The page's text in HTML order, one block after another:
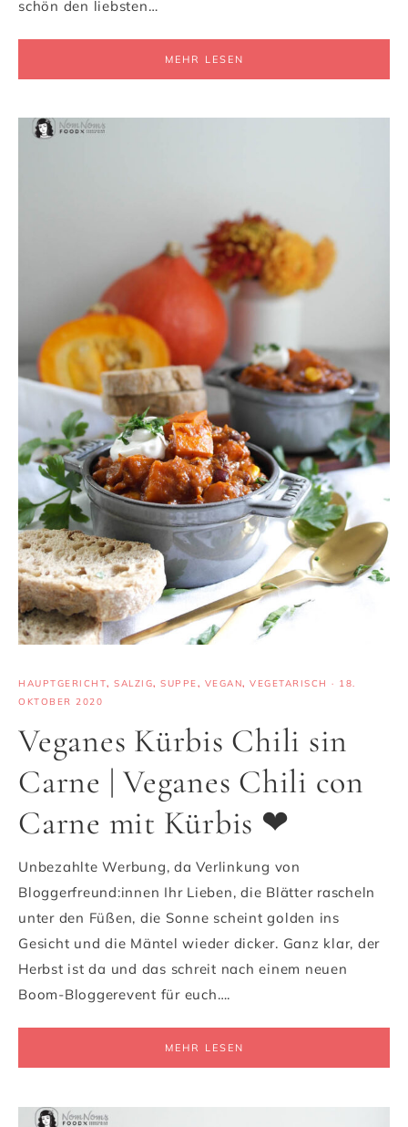
schön den liebsten…
MEHR LESEN
HAUPTGERICHT, SALZIG, SUPPE, VEGAN, VEGETARISCH · 18.
OKTOBER 2020
Veganes Kürbis Chili sin
Carne | Veganes Chili con
Carne mit Kürbis ❤
Unbezahlte Werbung, da Verlinkung von
Bloggerfreund:innen Ihr Lieben, die Blätter rascheln
unter den Füßen, die Sonne scheint golden ins
Gesicht und die Mäntel wieder dicker. Ganz klar, der
Herbst ist da und das schreit nach einem neuen
Boom-Bloggerevent für euch….
MEHR LESEN